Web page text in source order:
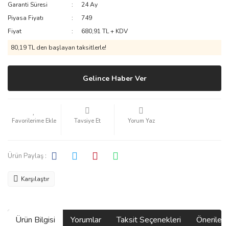
Garanti Süresi
24 Ay
Piyasa Fiyatı
749
Fiyat
680,91 TL + KDV
80,19 TL den başlayan taksitlerle!
Gelince Haber Ver
Tavsiye Et Yorum Yaz
Ürün Paylaş :
Karşılaştır
Ürün Bilgisi Yorumlar Taksit Seçenekleri